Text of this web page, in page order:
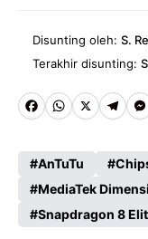
Disunting oleh: S.
Terakhir disunting:
Fa
b
o
o
W
ts
A
p
X
Te
gr
a
m
M
se
n
g
AnTuTu
MediaTek
Snapdragon 8